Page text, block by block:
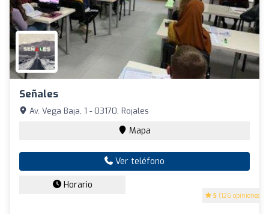
Señales
5 (126 opiniones)
Av. Vega Baja, 1 - 03170, Rojales
Mapa
Ver teléfono
Horario